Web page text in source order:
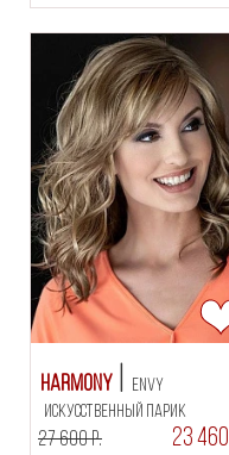
Harmony
искусственный парик
Envy
27 600 Р. 23